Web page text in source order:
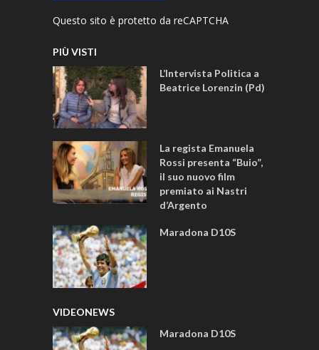
Questo sito è protetto da reCAPTCHA
PIÙ VISTI
L’Intervista Politica a
Beatrice Lorenzin (Pd)
La regista Emanuela
Rossi presenta “Buio”,
il suo nuovo film
premiato ai Nastri
d’Argento
Maradona D10S
VIDEONEWS
Maradona D10S